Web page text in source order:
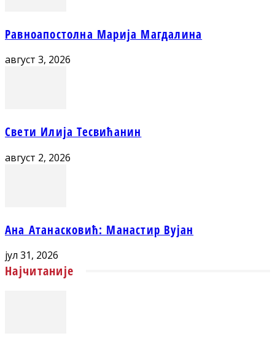
Равноапостолна Марија Магдалина
август 3, 2026
Свети Илија Тесвићанин
август 2, 2026
Ана Атанасковић: Манастир Вујан
јул 31, 2026
Најчитаније